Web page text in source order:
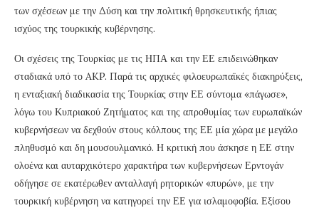
των σχέσεων με την Δύση και την πολιτική θρησκευτικής ήπιας
ισχύος της τουρκικής κυβέρνησης.
Οι σχέσεις της Τουρκίας με τις ΗΠΑ και την ΕΕ επιδεινώθηκαν
σταδιακά υπό το AKP. Παρά τις αρχικές φιλοευρωπαϊκές διακηρύξεις,
η ενταξιακή διαδικασία της Τουρκίας στην ΕΕ σύντομα «πάγωσε»,
λόγω του Κυπριακού Ζητήματος και της απροθυμίας των ευρωπαϊκών
κυβερνήσεων να δεχθούν στους κόλπους της ΕΕ μία χώρα με μεγάλο
πληθυσμό και δη μουσουλμανικό. Η κριτική που άσκησε η ΕΕ στην
ολοένα και αυταρχικότερο χαρακτήρα των κυβερνήσεων Ερντογάν
οδήγησε σε εκατέρωθεν ανταλλαγή ρητορικών «πυρών», με την
τουρκική κυβέρνηση να κατηγορεί την ΕΕ για ισλαμοφοβία. Εξίσου